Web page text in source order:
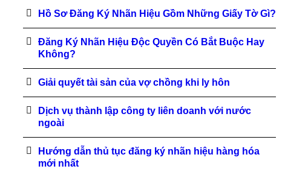
Hồ Sơ Đăng Ký Nhãn Hiệu Gồm Những Giấy Tờ Gì?
Đăng Ký Nhãn Hiệu Độc Quyền Có Bắt Buộc Hay
Không?
Giải quyết tài sản của vợ chồng khi ly hôn
Dịch vụ thành lập công ty liên doanh với nước
ngoài
Hướng dẫn thủ tục đăng ký nhãn hiệu hàng hóa
mới nhất